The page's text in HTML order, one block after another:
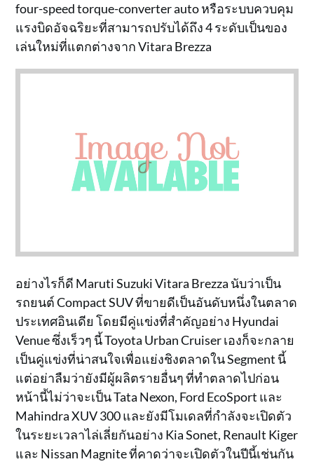
four-speed torque-converter auto หรือระบบควบคุม
แรงบิดอัจฉริยะที่สามารถปรับได้ถึง 4 ระดับเป็นของ
เล่นใหม่ที่แตกต่างจาก Vitara Brezza
อย่างไรก็ดี Maruti Suzuki Vitara Brezza นับว่าเป็น
รถยนต์ Compact SUV ที่ขายดีเป็นอันดับหนึ่งในตลาด
ประเทศอินเดีย โดยมีคู่แข่งที่สำคัญอย่าง Hyundai
Venue ซึ่งเร็วๆ นี้ Toyota Urban Cruiser เองก็จะกลาย
เป็นคู่แข่งที่น่าสนใจเพื่อแย่งชิงตลาดใน Segment นี้
แต่อย่าลืมว่ายังมีผู้ผลิตรายอื่นๆ ที่ทำตลาดไปก่อน
หน้านี้ไม่ว่าจะเป็น Tata Nexon, Ford EcoSport และ
Mahindra XUV 300 และยังมีโมเดลที่กำลังจะเปิดตัว
ในระยะเวลาไล่เลี่ยกันอย่าง Kia Sonet, Renault Kiger
และ Nissan Magnite ที่คาดว่าจะเปิดตัวในปีนี้เช่นกัน